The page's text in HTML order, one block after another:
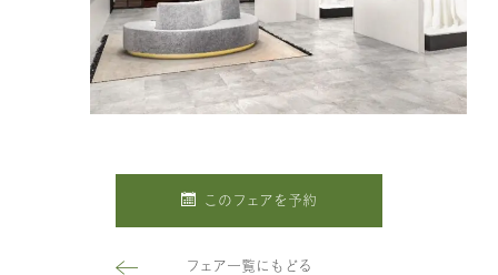
このフェアを予約
フェア一覧にもどる